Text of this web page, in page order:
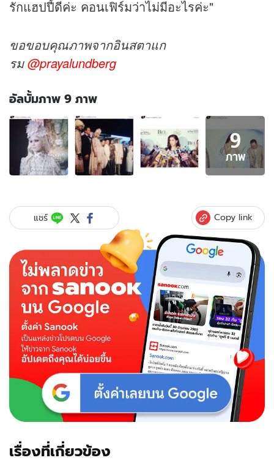
รักแฮปปี้ดีค่ะ คอนเฟิร์มว่าไม่มีอะไรค่ะ"
ขอขอบคุณภาพจากอินสตาแก
รม@prayalundberg
อัลบั้มภาพ 9 ภาพ
อัลบั้ม
ภาพ
ของ
โน้ต
ไม่
เปิด
ตัว
น้ำหอม
โดน
ห้าม
9
ภาพ
แชร์ Copy link
เรื่องที่เกี่ยวข้อง